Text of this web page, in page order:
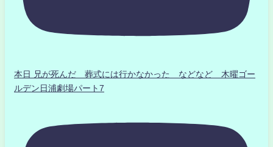
本日 兄が死んだ 葬式には行かなかった などなど 木曜ゴー
ルデン日浦劇場パート7